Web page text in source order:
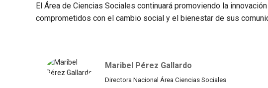
El Área de Ciencias Sociales continuará promoviendo la
comprometidos con el cambio social y el bienestar de sus
Maribel Pérez Gallardo
Directora Nacional Área Ciencias Sociales